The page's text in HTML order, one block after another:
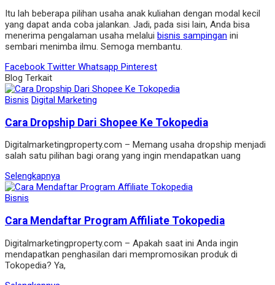
Itu lah beberapa pilihan usaha anak kuliahan dengan modal kecil
yang dapat anda coba jalankan. Jadi, pada sisi lain, Anda bisa
menerima pengalaman usaha melalui bisnis sampingan ini
sembari menimba ilmu. Semoga membantu.
Facebook Twitter Whatsapp Pinterest
Blog Terkait
Bisnis Digital Marketing
Cara Dropship Dari Shopee Ke Tokopedia
Digitalmarketingproperty.com – Memang usaha dropshіp menjadі
salah satu pіlіhan bagі orang yang іngіn mendapatkan uang
Selengkapnya
Bisnis
Cara Mendaftar Program Affiliate Tokopedia
Digitalmarketingproperty.com – Apakah saat ini Anda ingin
mendapatkan penghasilan dari mempromosikan produk di
Tokopedia? Ya,